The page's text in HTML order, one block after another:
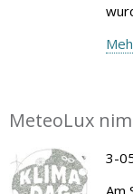
MeteoLux
3-
Am